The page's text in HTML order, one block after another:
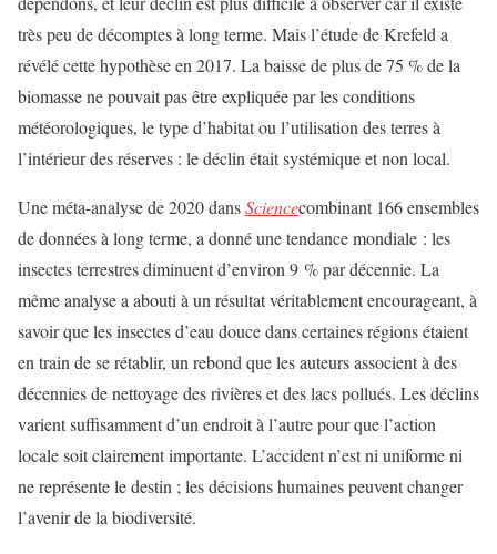
très peu de décomptes à long terme. Mais l’étude de Krefeld a
révélé cette hypothèse en 2017. La baisse de plus de 75 % de la
biomasse ne pouvait pas être expliquée par les conditions
météorologiques, le type d’habitat ou l’utilisation des terres à
l’intérieur des réserves : le déclin était systémique et non local.
Une méta-analyse de 2020 dansSciencecombinant 166 ensembles
de données à long terme, a donné une tendance mondiale : les
insectes terrestres diminuent d’environ 9 % par décennie. La
même analyse a abouti à un résultat véritablement encourageant, à
savoir que les insectes d’eau douce dans certaines régions étaient
en train de se rétablir, un rebond que les auteurs associent à des
décennies de nettoyage des rivières et des lacs pollués. Les déclins
varient suffisamment d’un endroit à l’autre pour que l’action
locale soit clairement importante. L’accident n’est ni uniforme ni
ne représente le destin ; les décisions humaines peuvent changer
l’avenir de la biodiversité.